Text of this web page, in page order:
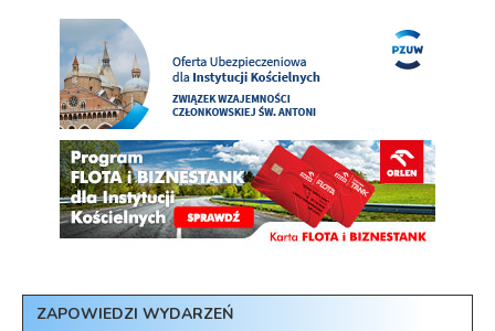
ZAPOWIEDZI WYDARZEŃ